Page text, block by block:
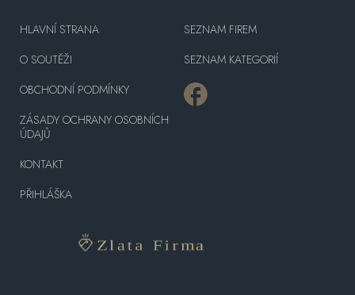
HLAVNÍ STRANA
O SOUTĚŽI
OBCHODNÍ PODMÍNKY
ZÁSADY OCHRANY OSOBNÍCH
ÚDAJŮ
KONTAKT
PŘIHLÁŠKA
SEZNAM FIREM
SEZNAM KATEGORIÍ